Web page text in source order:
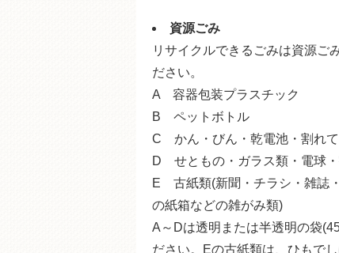
資源ごみ
リサイクルできるごみは資源ご
ださい。
A 容器包装プラスチック
B ペットボトル
C かん・びん・乾電池・割れ
D せともの・ガラス類・電球
E 古紙類(新聞・チラシ・雑誌
の紙箱などの雑がみ類)
A～Dは透明または半透明の袋
ださい。Eの古紙類は、ひもで